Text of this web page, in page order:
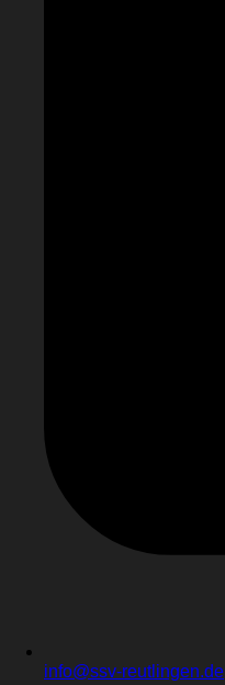
info@ssv-reutlingen.de